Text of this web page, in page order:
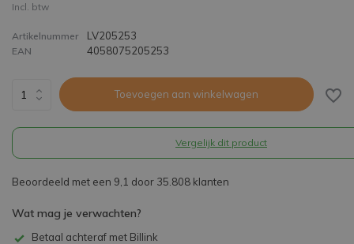
Incl. btw
Artikelnummer LV205253
EAN 4058075205253
Toevoegen aan winkelwagen
Vergelijk dit product
Beoordeeld met een 9,1 door 35.808 klanten
Wat mag je verwachten?
Betaal achteraf met Billink